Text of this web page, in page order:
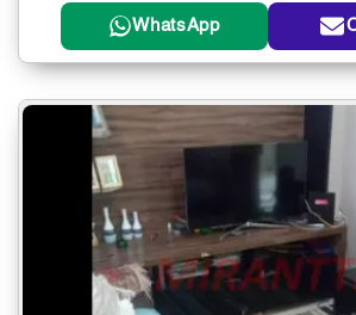
WhatsApp